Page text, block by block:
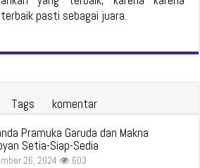
pasti sebagai juara.
Tags
komentar
Pramuka Garuda dan Makna
Setia-Siap-Sedia
26, 2024 603